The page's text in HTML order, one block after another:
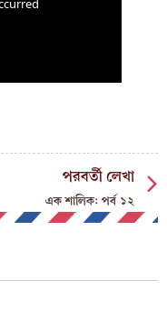
পরবর্তী লেখা
এক শালিক: পর্ব ১২